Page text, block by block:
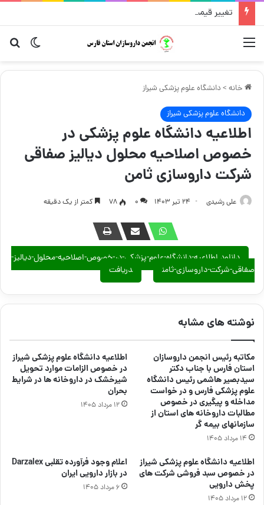
تغییر قیمت مکمل و گیاهی ۱۴ مرداد
تغییر منو
خانه > دانشگاه علوم پزشکی شیراز
دانشگاه علوم پزشکی شیراز
اطلاعیه دانشگاه علوم پزشکی در
خصوص اصلاحیه محلول دیالیز صفاقی
شرکت داروسازی ثامن
علی رشیدی ۲۴ تیر ۱۴۰۳ ۰ 78 کمتر از یک دقیقه
دانلود اطلاعیه-دانشگاه-علوم-پزشکی-در-خصوص-اصلاحیه-محلول-دیالیز-
صفاقی-شرکت-داروسازی-ثامن
دریافت
نوشته های مشابه
مکاتبه رئیس انجمن داروسازان
استان فارس با جناب دکتر
سیدبصیر هاشمی رئیس دانشگاه
علوم پزشکی فارس و در خواست
مداخله و پیگیری در خصوص
مطالبات داروخانه های استان از
سازمانهای بیمه گر
۱۴ مرداد ۱۴۰۵
اطلاعیه دانشگاه علوم پزشکی شیراز
در خصوص الزامات موارد تحویل
شیرخشک در داروخانه ها در شرایط
بحران
۱۲ مرداد ۱۴۰۵
اطلاعیه دانشگاه علوم پزشکی شیراز
در خصوص سبد فروشی شرکت های
پخش دارویی
۱۲ مرداد ۱۴۰۵
اعلام وجود فرآورده تقلبی Darzalex
در بازار دارویی ایران
۶ مرداد ۱۴۰۵